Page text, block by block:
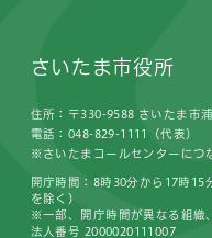
さいたま市役所
住所：〒330-9588 さいたま市
電話：048-829-1111（代表）
※さいたまコールセンターにつ
開庁時間：8時30分から17時15
を除く）
※一部、開庁時間が異なる組織
法人番号 2000020111007